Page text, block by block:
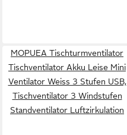
MOPUEA Tischturmventilator
Tischventilator Akku Leise Mini
Ventilator Weiss 3 Stufen USB,
Tischventilator 3 Windstufen
Standventilator Luftzirkulation